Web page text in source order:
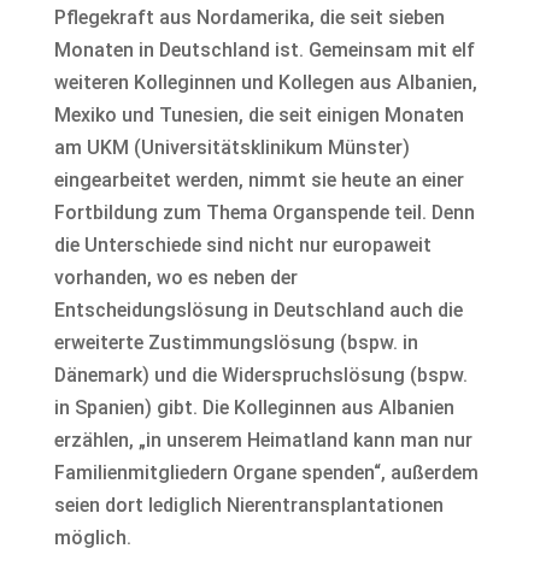
Pflegekraft aus Nordamerika, die seit sieben
Monaten in Deutschland ist. Gemeinsam mit elf
weiteren Kolleginnen und Kollegen aus Albanien,
Mexiko und Tunesien, die seit einigen Monaten
am UKM (Universitätsklinikum Münster)
eingearbeitet werden, nimmt sie heute an einer
Fortbildung zum Thema Organspende teil. Denn
die Unterschiede sind nicht nur europaweit
vorhanden, wo es neben der
Entscheidungslösung in Deutschland auch die
erweiterte Zustimmungslösung (bspw. in
Dänemark) und die Widerspruchslösung (bspw.
in Spanien) gibt. Die Kolleginnen aus Albanien
erzählen, „in unserem Heimatland kann man nur
Familienmitgliedern Organe spenden“, außerdem
seien dort lediglich Nierentransplantationen
möglich.